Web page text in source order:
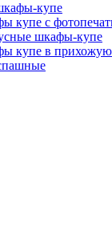
купе
купе с
шкафы-купе
купе в прихожую